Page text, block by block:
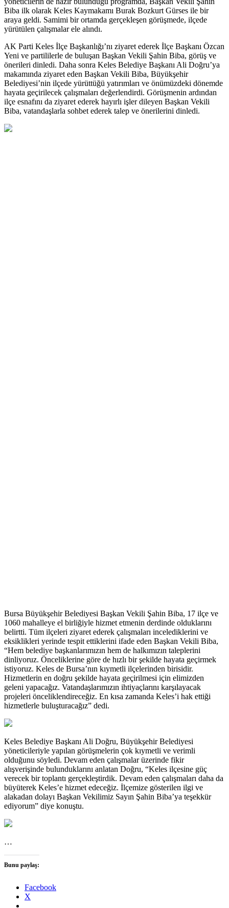
Biba ilk olarak Keles Kaymakamı Burak Bozkurt Gürses ile bir
araya geldi. Samimi bir ortamda gerçekleşen görüşmede, ilçede
yürütülen çalışmalar ele alındı.
AK Parti Keles İlçe Başkanlığı’nı ziyaret ederek İlçe Başkanı Özcan
Yeni ve partililerle de buluşan Başkan Vekili Şahin Biba, görüş ve
önerileri dinledi. Daha sonra Keles Belediye Başkanı Ali Doğru’ya
makamında ziyaret eden Başkan Vekili Biba, Büyükşehir
Belediyesi’nin ilçede yürüttüğü yatırımları ve önümüzdeki dönemde
hayata geçirilecek çalışmaları değerlendirdi. Görüşmenin ardından
ilçe esnafını da ziyaret ederek hayırlı işler dileyen Başkan Vekili
Biba, vatandaşlarla sohbet ederek talep ve önerilerini dinledi.
Bursa Büyükşehir Belediyesi Başkan Vekili Şahin Biba, 17 ilçe ve
1060 mahalleye el birliğiyle hizmet etmenin derdinde olduklarını
belirtti. Tüm ilçeleri ziyaret ederek çalışmaları incelediklerini ve
eksiklikleri yerinde tespit ettiklerini ifade eden Başkan Vekili Biba,
“Hem belediye başkanlarımızın hem de halkımızın taleplerini
dinliyoruz. Önceliklerine göre de hızlı bir şekilde hayata geçirmek
istiyoruz. Keles de Bursa’nın kıymetli ilçelerinden birisidir.
Hizmetlerin en doğru şekilde hayata geçirilmesi için elimizden
geleni yapacağız. Vatandaşlarımızın ihtiyaçlarını karşılayacak
projeleri önceliklendireceğiz. En kısa zamanda Keles’i hak ettiği
hizmetlerle buluşturacağız” dedi.
Keles Belediye Başkanı Ali Doğru, Büyükşehir Belediyesi
yöneticileriyle yapılan görüşmelerin çok kıymetli ve verimli
olduğunu söyledi. Devam eden çalışmalar üzerinde fikir
alışverişinde bulunduklarını anlatan Doğru, “Keles ilçesine güç
verecek bir toplantı gerçekleştirdik. Devam eden çalışmaları daha da
büyüterek Keles’e hizmet edeceğiz. İlçemize gösterilen ilgi ve
alakadan dolayı Başkan Vekilimiz Sayın Şahin Biba’ya teşekkür
ediyorum” diye konuştu.
…
Bunu paylaş:
Facebook
X